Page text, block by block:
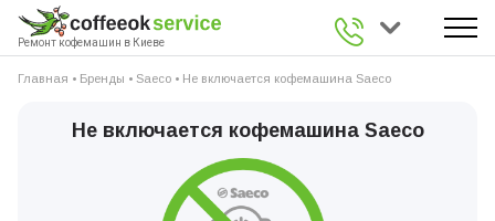
Ремонт кофемашин в Киеве
0 800 336 926
Главная • Бренды • Saeco • Не включается кофемашина Saeco
Не включается кофемашина Saeco